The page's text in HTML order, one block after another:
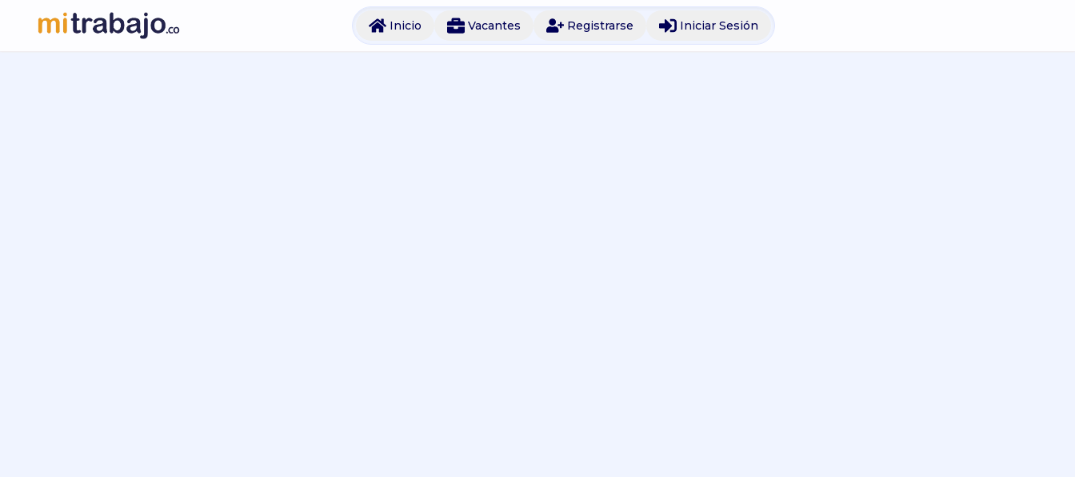
Inicio Vacantes Registrarse Iniciar Sesión